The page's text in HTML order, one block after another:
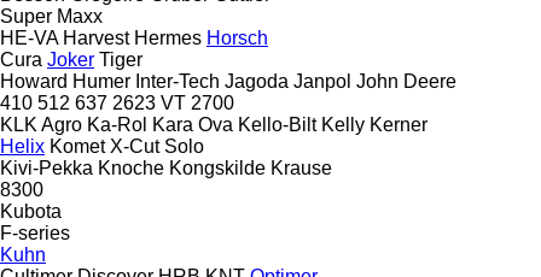
Super Maxx
HE-VA Harvest Hermes Horsch
Cura Joker Tiger
Howard Humer Inter-Tech Jagoda Janpol John Deere
410 512 637 2623 VT 2700
KLK Agro Ka-Rol Kara Ova Kello-Bilt Kelly Kerner
Helix Komet X-Cut Solo
Kivi-Pekka Knoche Kongskilde Krause
8300
Kubota
F-series
Kuhn